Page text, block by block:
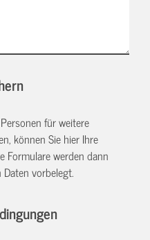
für weitere
können Sie hier Ihre
Formulare werden dann
vorbelegt.